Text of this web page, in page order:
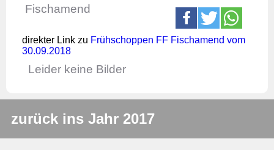
Fischamend
direkter Link zu Frühschoppen FF Fischamend vom
30.09.2018
Leider keine Bilder
zurück ins Jahr 2017